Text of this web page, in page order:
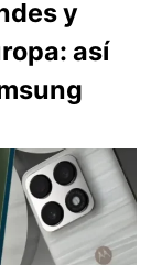
y
así